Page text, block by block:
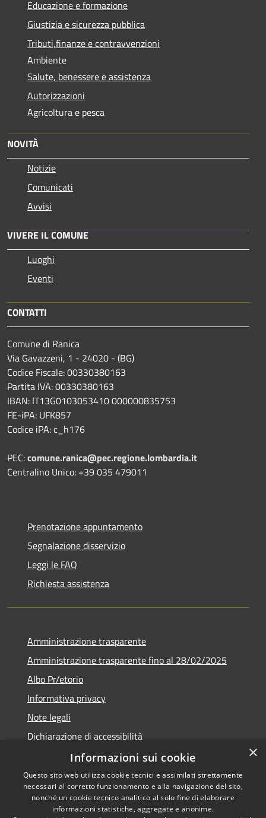
Educazione e formazione
Giustizia e sicurezza pubblica
Tributi,finanze e contravvenzioni
Ambiente
Salute, benessere e assistenza
Autorizzazioni
Agricoltura e pesca
NOVITÀ
Notizie
Comunicati
Avvisi
VIVERE IL COMUNE
Luoghi
Eventi
CONTATTI
Comune di Ranica
Via Gavazzeni, 1 - 24020 - (BG)
Codice Fiscale: 00330380163
Partita IVA: 00330380163
IBAN: IT13G0103053410 000000835753
FE-iPA: UFK857
Codice iPA: c_h176
PEC:comune.ranica@pec.regione.lombardia.it
Centralino Unico: +39 035 479011
Prenotazione appuntamento
Segnalazione disservizio
Leggi le FAQ
Richiesta assistenza
Amministrazione trasparente
Amministrazione trasparente fino al 28/02/2025
Albo Pr/etorio
Informativa privacy
Note legali
Dichiarazione di accessibilità
Obiettivi di accessibilità
RSS Copyright © 2026 • Comune di
×
Informazioni sui cookie
Questo sito web utilizza cookie tecnici e assimilati strettamente
necessari al corretto funzionamento e alla navigazione del sito,
nonché un cookie tecnico analitico al solo fine di elaborare
informazioni statistiche, aggregate e anonime.